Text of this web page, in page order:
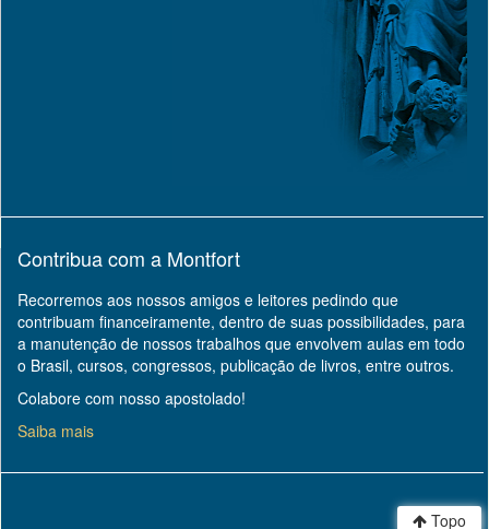
Topo
Contribua com a Montfort
Recorremos aos nossos amigos e leitores pedindo que
contribuam financeiramente, dentro de suas possibilidades, para
a manutenção de nossos trabalhos que envolvem aulas em todo
o Brasil, cursos, congressos, publicação de livros, entre outros.
Colabore com nosso apostolado!
Saiba mais